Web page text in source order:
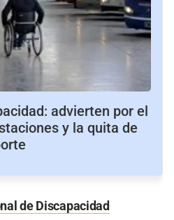
advierten por el
y la quita de
de Discapacidad